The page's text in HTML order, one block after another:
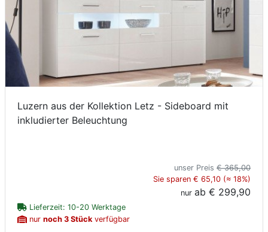
Luzern aus der Kollektion Letz - Sideboard mit
inkludierter Beleuchtung
unser Preis € 365,00
Sie sparen € 65,10 (≈ 18%)
nur ab € 299,90
Lieferzeit: 10-20 Werktage
nur noch 3 Stückverfügbar